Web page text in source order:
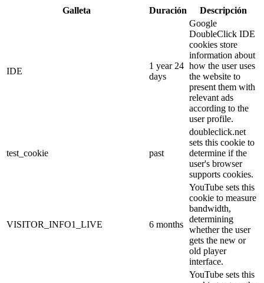
Galleta Duración Descripción
IDE
1 year 24
days
Google
DoubleClick IDE
cookies store
information about
how the user uses
the website to
present them with
relevant ads
according to the
user profile.
test_cookie past
doubleclick.net
sets this cookie to
determine if the
user's browser
supports cookies.
VISITOR_INFO1_LIVE 6 months
YouTube sets this
cookie to measure
bandwidth,
determining
whether the user
gets the new or
old player
interface.
YouTube sets this